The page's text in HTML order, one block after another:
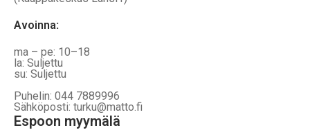
Avoinna:
ma – pe: 10–18
la: Suljettu
su: Suljettu
Puhelin: 044 7889996
Sähköposti: turku@matto.fi
Espoon myymälä